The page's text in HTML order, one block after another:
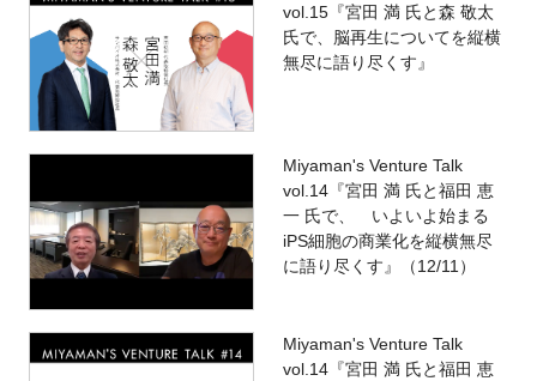
vol.15『宮田 満 氏と森 敬太
氏で、脳再生についてを縦横
無尽に語り尽くす』
Miyaman's Venture Talk
vol.14『宮田 満 氏と福田 恵
一 氏で、 いよいよ始まる
iPS細胞の商業化を縦横無尽
に語り尽くす』（12/11）
Miyaman's Venture Talk
vol.14『宮田 満 氏と福田 恵